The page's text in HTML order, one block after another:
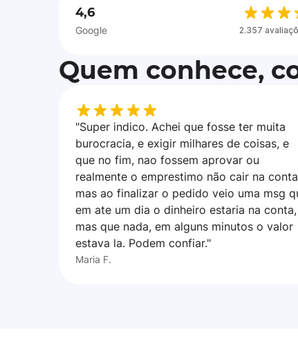
4,6
Google 2.357
Quem conhece,
"Super indico. Achei que fosse ter muita
burocracia, e exigir milhares de coisas, e
que no fim, nao fossem aprovar ou
realmente o emprestimo não cair na
mas ao finalizar o pedido veio uma msg
em ate um dia o dinheiro estaria na conta,
mas que nada, em alguns minutos o valor
estava la. Podem confiar."
Maria F.